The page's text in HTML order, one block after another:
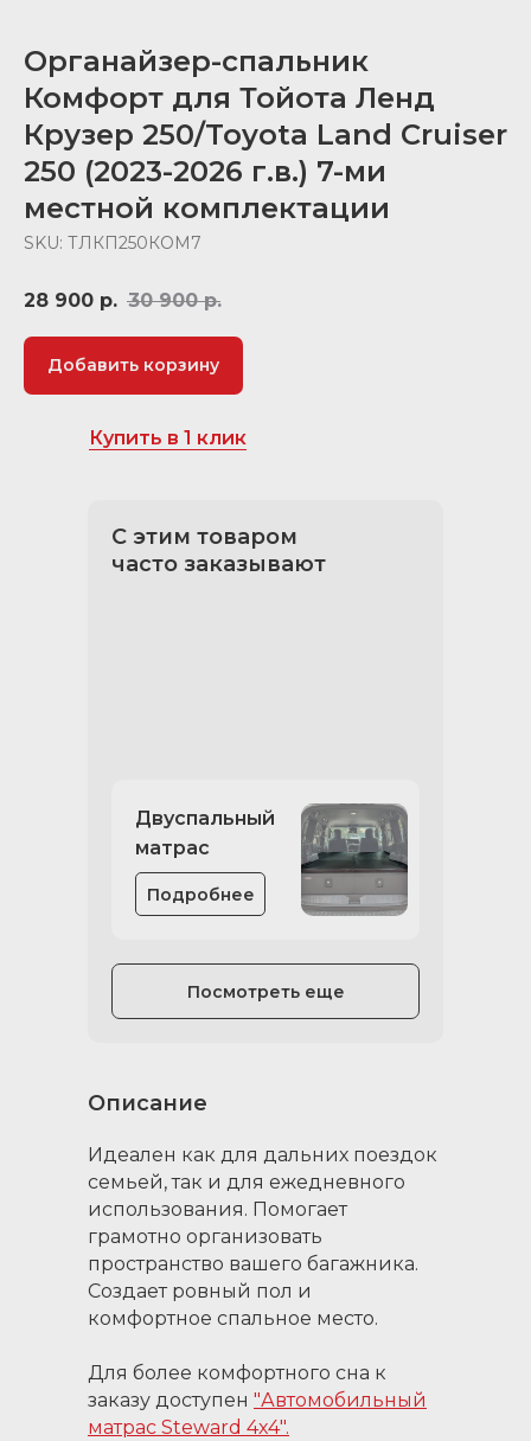
Органайзер-спальник
Комфорт для Тойота Ленд
Крузер 250/Toyota Land Cruiser
250 (2023-2026 г.в.) 7-ми
местной комплектации
SKU: ТЛКП250КОМ7
28 900 р. 30 900 р.
Добавить корзину
С этим товаром
часто заказывают
Купить в 1 клик
Посмотреть еще
Двуспальный
матрас
Подробнее
Идеален как для дальних поездок
семьей, так и для ежедневного
использования. Помогает
грамотно организовать
пространство вашего багажника.
Создает ровный пол и
комфортное спальное место.
Для более комфортного сна к
заказу доступен "Автомобильный
матрас Steward 4x4".
Описание